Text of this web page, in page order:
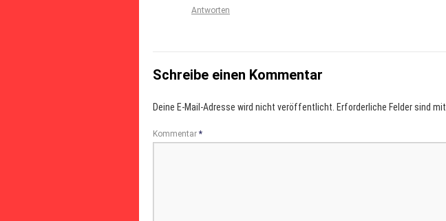
Antworten
Schreibe einen Kommentar
Deine E-Mail-Adresse wird nicht veröffentlicht. Erforderliche Felder sind mit
Kommentar *